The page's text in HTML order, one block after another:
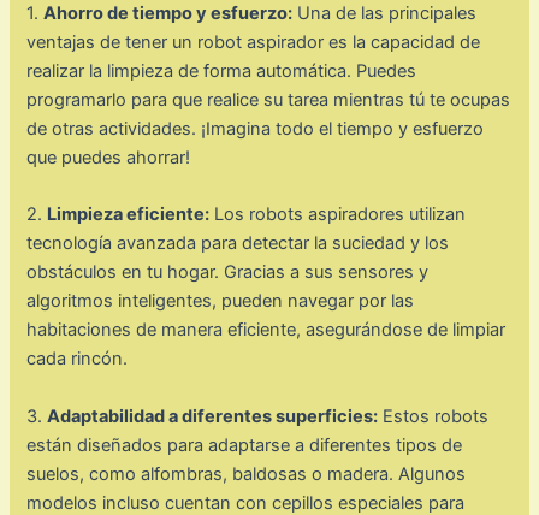
1.Ahorro de tiempo y esfuerzo: Una de las principales
ventajas de tener un robot aspirador es la capacidad de
realizar la limpieza de forma automática. Puedes
programarlo para que realice su tarea mientras tú te ocupas
de otras actividades. ¡Imagina todo el tiempo y esfuerzo
que puedes ahorrar!
2. Limpieza eficiente: Los robots aspiradores utilizan
tecnología avanzada para detectar la suciedad y los
obstáculos en tu hogar. Gracias a sus sensores y
algoritmos inteligentes, pueden navegar por las
habitaciones de manera eficiente, asegurándose de limpiar
cada rincón.
3.Adaptabilidad a diferentes superficies: Estos robots
están diseñados para adaptarse a diferentes tipos de
suelos, como alfombras, baldosas o madera. Algunos
modelos incluso cuentan con cepillos especiales para